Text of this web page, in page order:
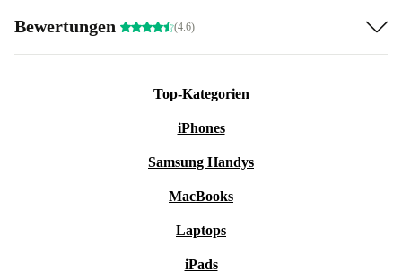
Bewertungen (4.6)
Top-Kategorien
iPhones
Samsung Handys
MacBooks
Laptops
iPads